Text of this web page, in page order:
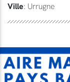
Ville: Urrugne